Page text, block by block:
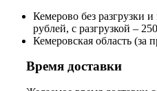
Кемерово без разгрузки
рублей, с разгрузкой –
Кемеровская область (за
Время доставки